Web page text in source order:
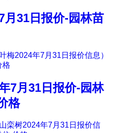
月31日报价-园林苗
梅2024年7月31日报价信息）
格
7月31日报价-园林
格
栾树2024年7月31日报价信